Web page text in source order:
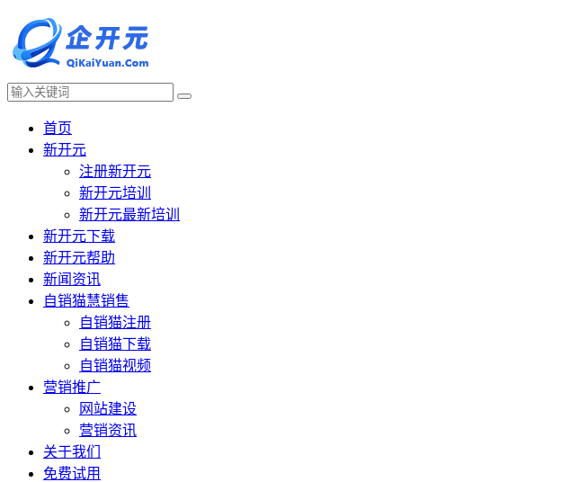
首页
新开元
注册新开元
新开元培训
新开元最新培训
新开元下载
新开元帮助
新闻资讯
自销猫慧销售
自销猫注册
自销猫下载
自销猫视频
营销推广
网站建设
营销资讯
关于我们
免费试用